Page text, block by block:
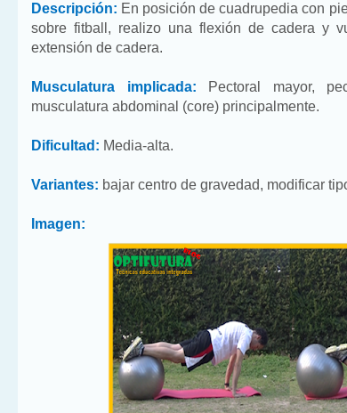
Descripción: En posición de cuadrupedia con
sobre fitball, realizo una flexión de cadera y
extensión de cadera.
Musculatura implicada: Pectoral mayor,
musculatura abdominal (core) principalmente.
Dificultad: Media-alta.
Variantes: bajar centro de gravedad, modificar
Imagen: